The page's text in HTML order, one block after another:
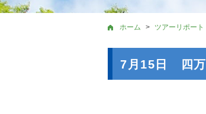
ホーム ツアーリポート
7月15日 四